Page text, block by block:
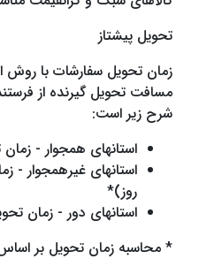
تحویل پیشتاز
زمان تحویل سفارشات با روش
مسافت تحویل گیرنده از
شرح زیر است:
استانهای همجوار - زمان
روز)*
استانهای دور - زمان تحویل
* محاسبه زمان تحویل بر